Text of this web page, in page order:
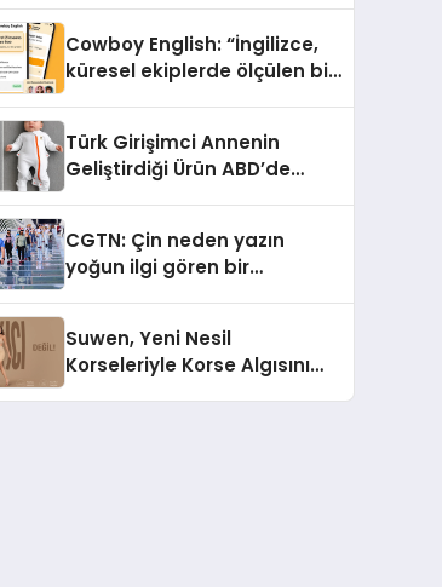
Cowboy English: “İngilizce,
küresel ekiplerde ölçülen bir
Türk Girişimci Annenin
Geliştirdiği Ürün ABD’de
Açısı Getiriyor.
CGTN: Çin neden yazın
yoğun ilgi gören bir
Suwen, Yeni Nesil
Korseleriyle Korse Algısını